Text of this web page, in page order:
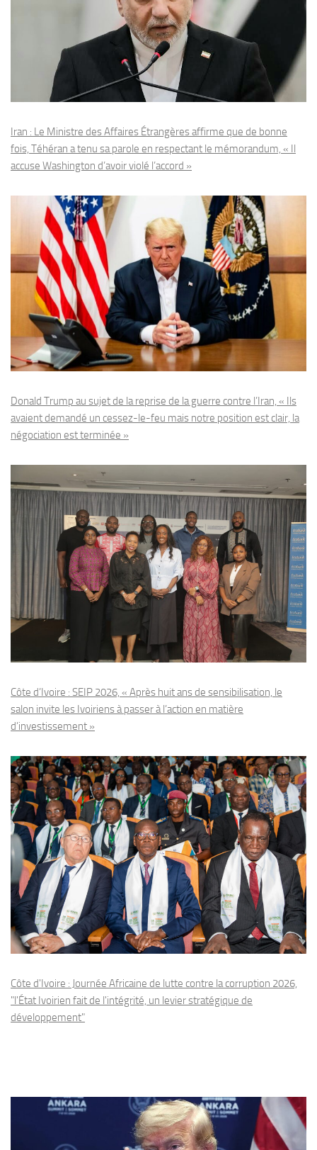
Iran : Le Ministre des Affaires Étrangères affirme que de bonne
fois, Téhéran a tenu sa parole en respectant le mémorandum, « Il
accuse Washington d’avoir violé l’accord »
Donald Trump au sujet de la reprise de la guerre contre l’Iran, « Ils
avaient demandé un cessez-le-feu mais notre position est clair, la
négociation est terminée »
Côte d’Ivoire : SEIP 2026, « Après huit ans de sensibilisation, le
salon invite les Ivoiriens à passer à l’action en matière
d’investissement »
Côte d'Ivoire : Journée Africaine de lutte contre la corruption 2026,
"l'État Ivoirien fait de l'intégrité, un levier stratégique de
développement"